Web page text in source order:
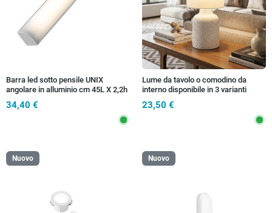
Barra led sotto pensile UNIX
angolare in alluminio cm 45L X 2,2h
X 1,6P bianco con diffusore in
policarbonato riflettente
34,40 €
Lume da tavolo o comodino da
interno disponibile in 3 varianti
23,50 €
Nuovo Nuovo